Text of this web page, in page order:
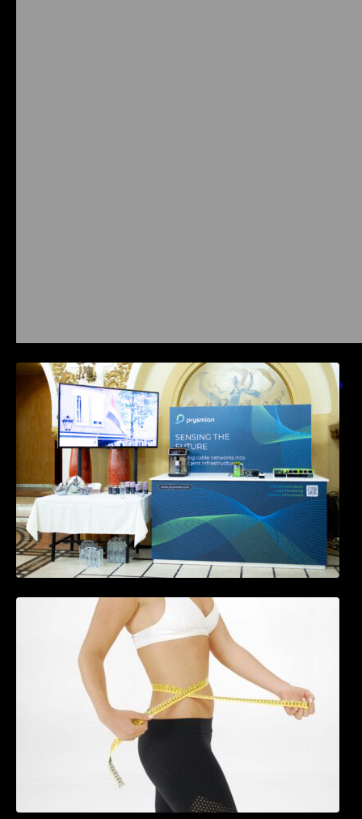
Prysmian aduce la COMM26 tehnologii de
sensing si Digital Energy pentru monitorizarea
in timp real a infrastrucrutilor critice
Tratamentul Wegovy® generează o scădere
în greutate de până la 22,6% la femei în
perioada menopauzei și reduce la jumătate
riscul de migrene